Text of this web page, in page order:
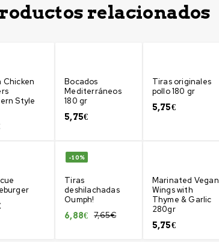
relacionados
Chicken
Style
Bocados
Mediterráneos
180 gr
5,75€
Tiras originales
pollo 180 gr
5,75€
-10%
Tiras
deshilachadas
Oumph!
7,65€
6,88€
Marinated Vegan
Wings with
Thyme & Garlic
280gr
5,75€